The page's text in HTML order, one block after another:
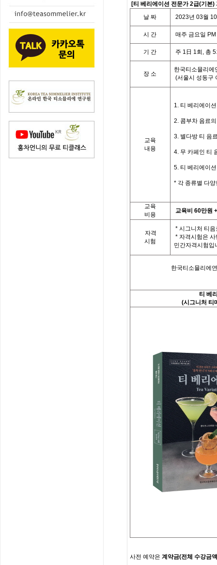
[티 베리에이션 전문가 2급(기본)
날 짜 2023년 03월 10
시 간 매주 금요일
기 간 주 1 日 1회 , 총 5
장 소
한국티소믈리에
(서울시 성동구
교육
내용
1. 티 베리에이
2. 콤부차 음료
3. 별다방 티 음
4.무 카페인 티
5.티 베리에이
* 각 종류별 다양
교육
비용
교육비 60만원 +
자격
시험
* 시그니처 티
* 자격시험은
민간자격시험입
한국티소믈리에
티 베
(시그니처 티
사전 예약은 계약금(전체 수강금